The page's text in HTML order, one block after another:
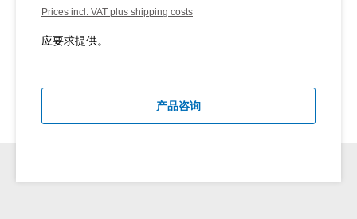
Prices incl. VAT plus shipping costs
应要求提供。
产品咨询